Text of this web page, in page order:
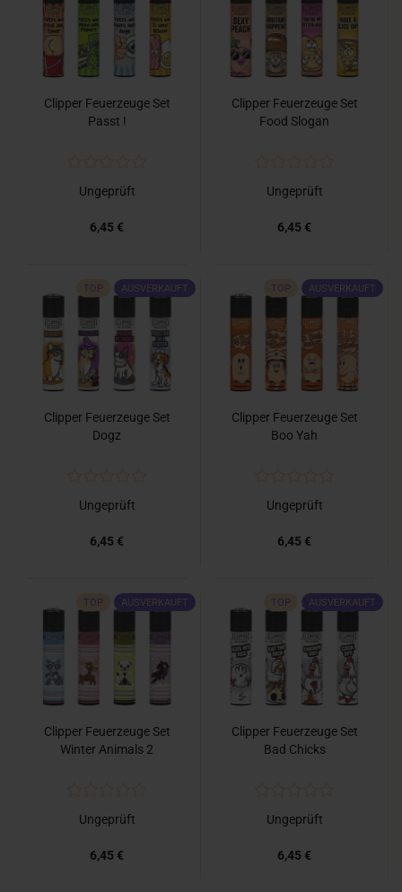
Clipper Feuerzeuge Set
Passt !
Ungeprüft
6,45 €
Clipper Feuerzeuge Set
Food Slogan
Ungeprüft
6,45 €
TOP AUSVERKAUFT
Clipper Feuerzeuge Set
Dogz
Ungeprüft
6,45 €
TOP AUSVERKAUFT
Clipper Feuerzeuge Set
Boo Yah
Ungeprüft
6,45 €
TOP AUSVERKAUFT
Clipper Feuerzeuge Set
Winter Animals 2
Ungeprüft
6,45 €
TOP AUSVERKAUFT
Clipper Feuerzeuge Set
Bad Chicks
Ungeprüft
6,45 €